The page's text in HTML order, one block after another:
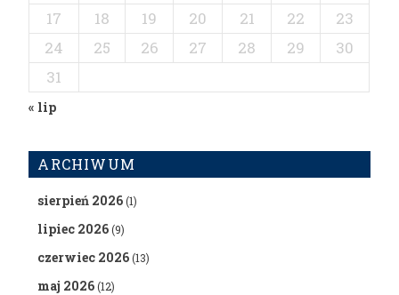
17
18 19 20 21 22
23
24
25 26 27 28 29
30
31
« lip
ARCHIWUM
sierpień 2026(1)
lipiec 2026(9)
czerwiec 2026(13)
maj 2026(12)